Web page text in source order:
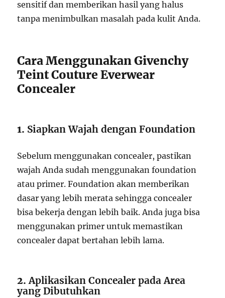
sensitif dan memberikan hasil yang halus
tanpa menimbulkan masalah pada kulit Anda.
Cara Menggunakan Givenchy
Teint Couture Everwear
Concealer
1. Siapkan Wajah dengan Foundation
Sebelum menggunakan concealer, pastikan
wajah Anda sudah menggunakan foundation
atau primer. Foundation akan memberikan
dasar yang lebih merata sehingga concealer
bisa bekerja dengan lebih baik. Anda juga bisa
menggunakan primer untuk memastikan
concealer dapat bertahan lebih lama.
2.Aplikasikan Concealer pada Area
yang Dibutuhkan